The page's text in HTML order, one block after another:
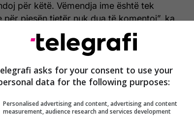
për këtë. Vëmendja ime është tek
për pjesën tjetër nuk dua të komentoj”, ka
të përballen të martën nga ora 20:45, në
Prishtinë. /
asks for your consent to use your
data for the following purposes:
Personalised advertising and content, advertising and content
measurement, audience research and services development